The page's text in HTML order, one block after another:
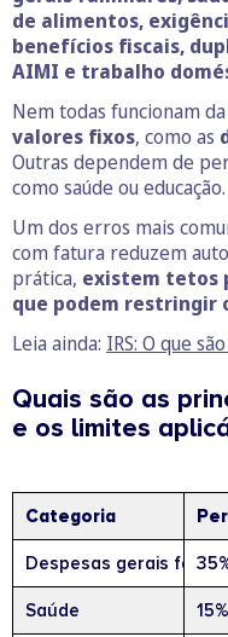
de alimentos,
benefícios fiscais,
AIMI e trabalho
Nem todas funcionam
valores fixos, como as
Outras dependem de
como saúde ou educação.
Um dos erros mais
com fatura reduzem
prática, existem tetos
que podem restringir
Leia ainda: IRS: O que
Quais são as
e os limites
Categoria
Despesas gerais
Saúde 15%